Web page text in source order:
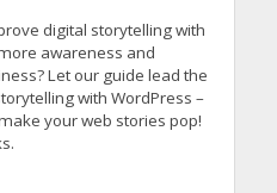
digital storytelling with
awareness and
Let our guide lead the
with WordPress –
your web stories pop!